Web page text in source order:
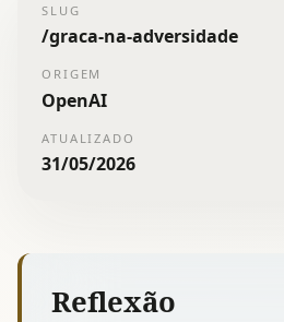
SLUG
/graca-na-adversidade
ORIGEM
OpenAI
ATUALIZADO
31/05/2026
Reflexão